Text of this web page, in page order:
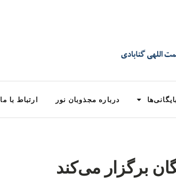
درباره مجذوبان نور ارتباط با ما
برگزار می‌کند